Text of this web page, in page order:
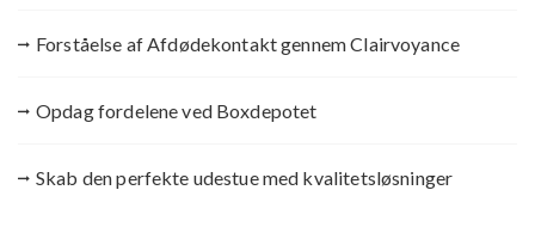
Forståelse af Afdødekontakt gennem Clairvoyance
Opdag fordelene ved Boxdepotet
Skab den perfekte udestue med kvalitetsløsninger